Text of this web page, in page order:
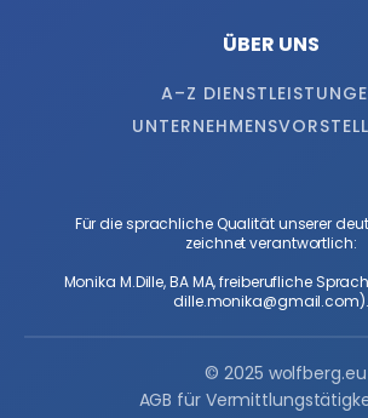
ÜBER UNS
A–Z
Für die sprachliche Qualität unserer
zeichnet verantwortlich:
Monika M.Dille, BA MA, freiberufliche
dille.monika@gmail.com).
© 2025 wolfberg.eu
AGB für